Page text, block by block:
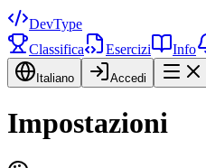
DevType
Classifica
Esercizi Info
Italiano Accedi
Impostazioni